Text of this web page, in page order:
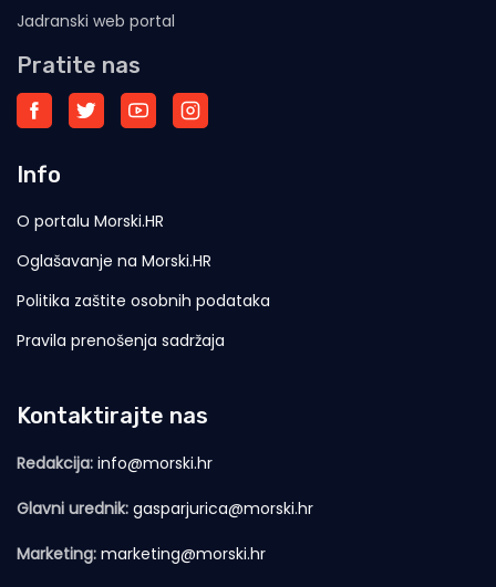
Jadranski web portal
Pratite nas
Info
O portalu Morski.HR
Oglašavanje na Morski.HR
Politika zaštite osobnih podataka
Pravila prenošenja sadržaja
Kontaktirajte nas
Redakcija: info@morski.hr
Glavni urednik: gasparjurica@morski.hr
Marketing: marketing@morski.hr